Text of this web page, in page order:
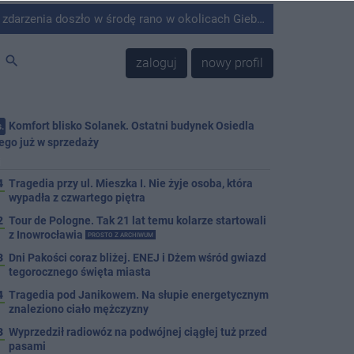
rano w okolicach Giebni koło Janikowa. Wówczas na słupie energetycznym odnaleziono ciało mężczyzny.
search zaloguj nowy profil
Komfort blisko Solanek. Ostatni budynek Osiedla
już w sprzedaży
Tragedia przy ul. Mieszka I. Nie żyje osoba, która
wypadła z czwartego piętra
Tour de Pologne. Tak 21 lat temu kolarze startowali
z Inowrocławia
PROSTO Z ARCHIWUM
Dni Pakości coraz bliżej. ENEJ i Dżem wśród gwiazd
tegorocznego święta miasta
Tragedia pod Janikowem. Na słupie energetycznym
znaleziono ciało mężczyzny
Wyprzedził radiowóz na podwójnej ciągłej tuż przed
pasami